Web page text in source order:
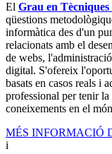
El Grau en
qüestions
informàtica des d'un
relacionats amb el
de webs,
digital. S'ofereix
basats en casos reals i
professional per tenir
coneixements en el
MÉS INFORMACIÓ
i